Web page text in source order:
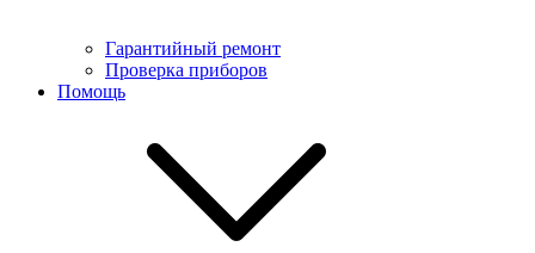
Гарантийный ремонт
Проверка приборов
Помощь